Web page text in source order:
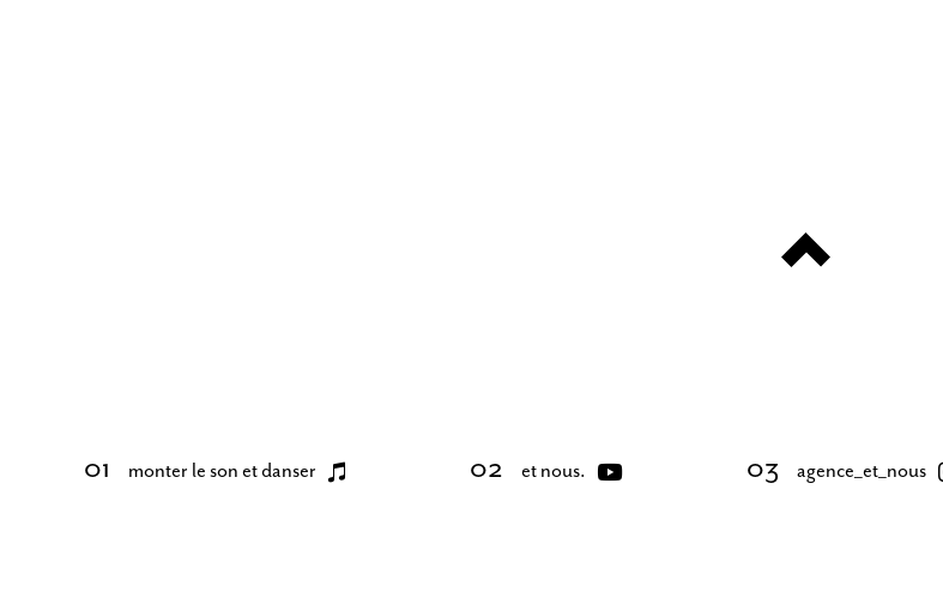
monter le son et danser et nous. agence_et_nous